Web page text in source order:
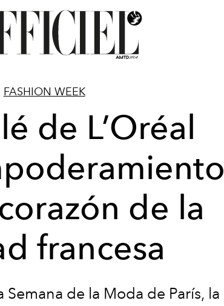
FASHION WEEK
de L’Oréal
de la
francesa
de la Moda de París, la